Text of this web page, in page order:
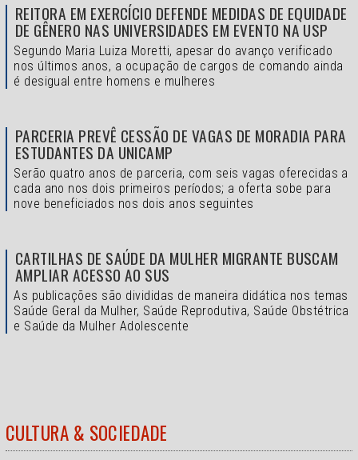
REITORA EM EXERCÍCIO DEFENDE MEDIDAS DE EQUIDADE
DE GÊNERO NAS UNIVERSIDADES EM EVENTO NA USP
Segundo Maria Luiza Moretti, apesar do avanço verificado
nos últimos anos, a ocupação de cargos de comando ainda
é desigual entre homens e mulheres
PARCERIA PREVÊ CESSÃO DE VAGAS DE MORADIA PARA
ESTUDANTES DA UNICAMP
Serão quatro anos de parceria, com seis vagas oferecidas a
cada ano nos dois primeiros períodos; a oferta sobe para
nove beneficiados nos dois anos seguintes
CARTILHAS DE SAÚDE DA MULHER MIGRANTE BUSCAM
AMPLIAR ACESSO AO SUS
As publicações são divididas de maneira didática nos temas
Saúde Geral da Mulher, Saúde Reprodutiva, Saúde Obstétrica
e Saúde da Mulher Adolescente
CULTURA & SOCIEDADE